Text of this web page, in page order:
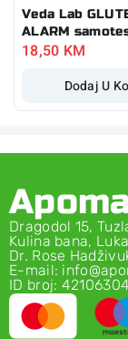
Veda Lab
ALARM
18,50 KM
Dodaj U
Dragodol 15,
Kulina bana,
Dr. Rose
E-mail:
ID broj: